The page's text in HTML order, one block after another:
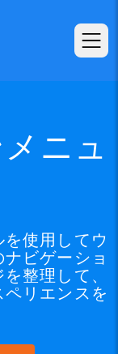
ニュ
使用してウ
ビゲーショ
整理して、
リエンスを